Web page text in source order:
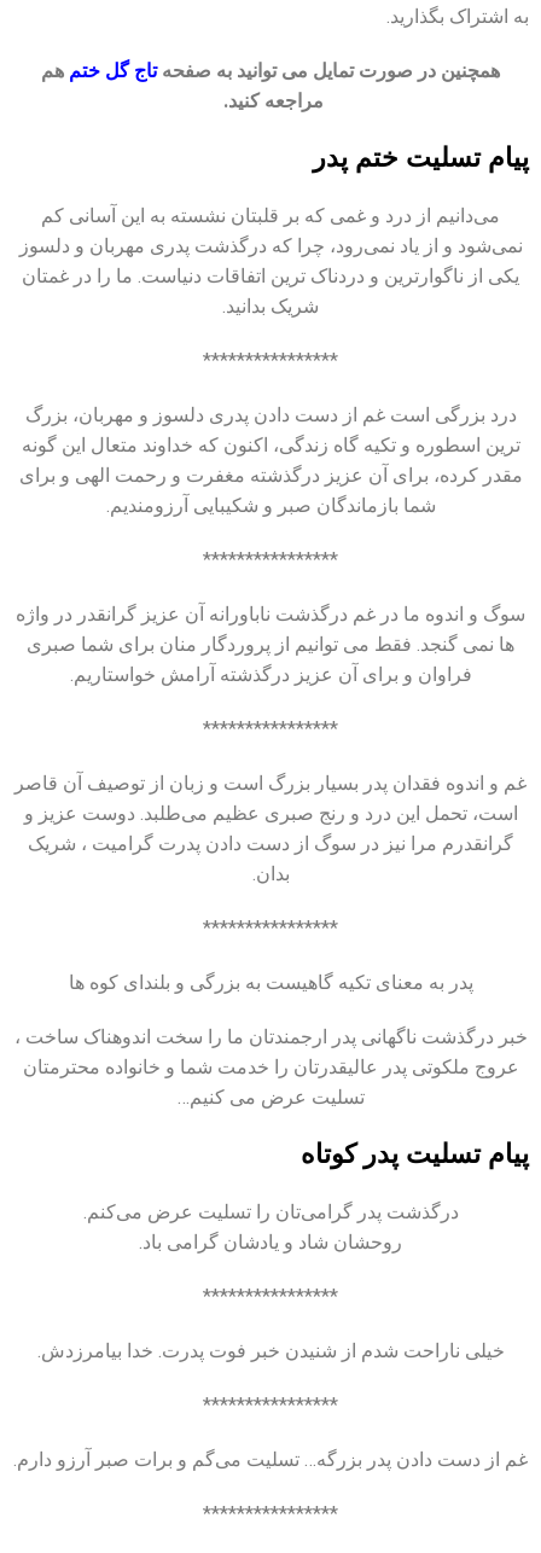
به اشتراک بگذارید.
همچنین در صورت تمایل می توانید به صفحه تاج گل ختم هم
مراجعه کنید.
پیام تسلیت ختم پدر
می‌دانیم از درد و غمی که بر قلبتان نشسته به این آسانی کم
نمی‌شود و از یاد نمی‌رود، چرا که درگذشت پدری مهربان و دلسوز
یکی از ناگوارترین و دردناک ترین اتفاقات دنیاست. ما را در غمتان
شریک بدانید.
****************
درد بزرگی است غم از دست دادن پدری دلسوز و مهربان، بزرگ
ترین اسطوره و تکیه گاه زندگی، اکنون که خداوند متعال این گونه
مقدر کرده، برای آن عزیز درگذشته مغفرت و رحمت الهی و برای
شما بازماندگان صبر و شکیبایی آرزومندیم.
****************
سوگ و اندوه ما در غم درگذشت ناباورانه آن عزیز گرانقدر در واژه
ها نمی گنجد. فقط می توانیم از پروردگار منان برای شما صبری
فراوان و برای آن عزیز درگذشته آرامش خواستاریم.
****************
غم و اندوه فقدان پدر بسیار بزرگ است و زبان از توصیف آن قاصر
است، تحمل این درد و رنج صبری عظیم می‌طلبد. دوست عزیز و
گرانقدرم مرا نیز در سوگ از دست دادن پدرت گرامیت ، شریک
بدان.
****************
پدر به معنای تکیه گاهیست به بزرگی و بلندای کوه ها
خبر درگذشت ناگهانی پدر ارجمندتان ما را سخت اندوهناک ساخت ،
عروج ملکوتی پدر عالیقدرتان را خدمت شما و خانواده محترمتان
تسلیت عرض می کنیم…
پیام تسلیت پدر کوتاه
درگذشت پدر گرامی‌تان را تسلیت عرض می‌کنم.
روحشان شاد و یادشان گرامی باد.
****************
خیلی ناراحت شدم از شنیدن خبر فوت پدرت. خدا بیامرزدش.
****************
غم از دست دادن پدر بزرگه… تسلیت می‌گم و برات صبر آرزو دارم.
****************